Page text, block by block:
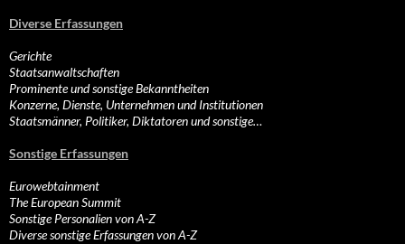
Diverse Erfassungen
Gerichte
Staatsanwaltschaften
Prominente und sonstige Bekanntheiten
Konzerne, Dienste, Unternehmen und Institutionen
Staatsmänner, Politiker, Diktatoren und sonstige…
Sonstige Erfassungen
Eurowebtainment
The European Summit
Sonstige Personalien von A-Z
Diverse sonstige Erfassungen von A-Z